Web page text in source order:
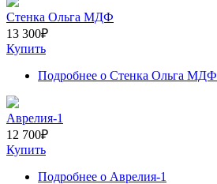
Стенка Ольга МДФ
13 300₽
Купить
Подробнее о Стенка Ольга МДФ
Аврелия-1
12 700₽
Купить
Подробнее о Аврелия-1